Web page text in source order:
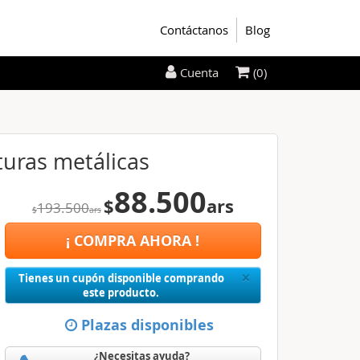
Contáctanos Blog
metálicas
$193.500ars $88.500ars
¡ COMPRA AHORA !
×Close
Tienes un cupón disponible comprando
este producto.
Plazas disponibles
¿Necesitas ayuda?
Cuenta (0)